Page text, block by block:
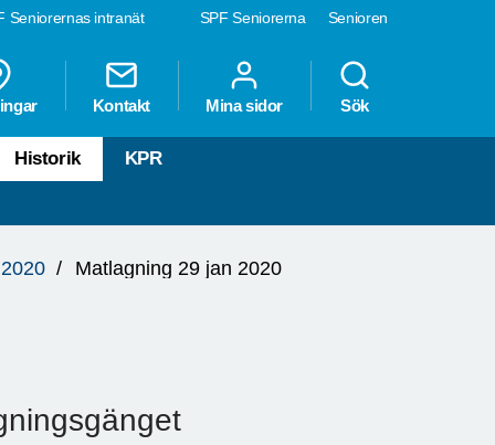
SPF Seniorerna Senioren
Seniorernas intranät
Kontakt Mina sidor Sök
Historik KPR
Matlagning 29 jan 2020